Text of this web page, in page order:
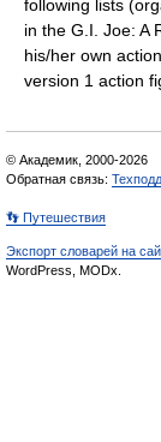
following lists
in the G.I. Joe: A
his/her own
version 1 action
© Академик, 2000-2026
Обратная связь:
👣 Путешествия
Экспорт словарей на
WordPress, MODx.